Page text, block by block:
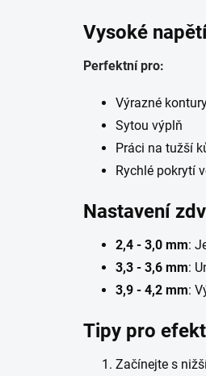
Vysoké
Perfektní pro:
Výrazné
Sytou výplň
Práci na tužší
Rychlé pokrytí
Nastavení
2,4 - 3,0 mm:
3,3 - 3,6 mm:
3,9 - 4,2 mm:
Tipy pro
Začínejte s